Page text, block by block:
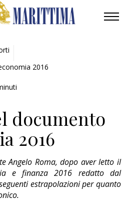
2016
documento
2016
Angelo Roma, dopo aver letto il
e finanza 2016 redatto dal
estrapolazioni per quanto